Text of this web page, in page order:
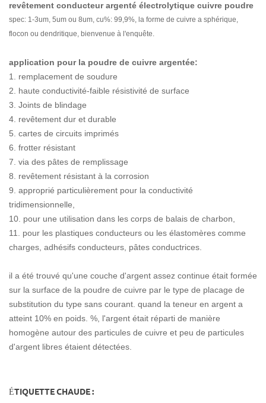
revêtement conducteur argenté électrolytique cuivre poudre
spec: 1-3um, 5um ou 8um, cu%: 99,9%, la forme de cuivre a sphérique,
flocon ou dendritique, bienvenue à l'enquête.
application pour la poudre de cuivre argentée:
1. remplacement de soudure
2. haute conductivité-faible résistivité de surface
3. Joints de blindage
4. revêtement dur et durable
5. cartes de circuits imprimés
6. frotter résistant
7. via des pâtes de remplissage
8. revêtement résistant à la corrosion
9. approprié particulièrement pour la conductivité
tridimensionnelle,
10. pour une utilisation dans les corps de balais de charbon,
11. pour les plastiques conducteurs ou les élastomères comme
charges, adhésifs conducteurs, pâtes conductrices.
il a été trouvé qu'une couche d'argent assez continue était formée
sur la surface de la poudre de cuivre par le type de placage de
substitution du type sans courant. quand la teneur en argent a
atteint 10% en poids. %, l'argent était réparti de manière
homogène autour des particules de cuivre et peu de particules
d'argent libres étaient détectées.
ÉTIQUETTE CHAUDE :